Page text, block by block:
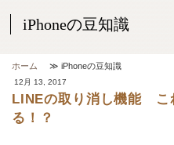
iPhoneの豆知識
ホーム ≫ iPhoneの豆知識
12月 13, 2017
LINEの取り消し機能 こ
る！？